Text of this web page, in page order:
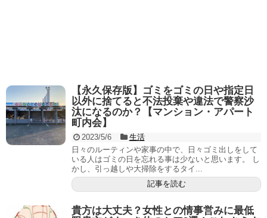
【永久保存版】ゴミをゴミの日や指定日
以外に捨てると不法投棄や違法で警察沙
汰になるのか？【マンション・アパート
町内会】
2023/5/6
生活
日々のルーティンや家事の中で、日々ゴミ出しをして
いる人はゴミの日を忘れる事は少ないと思います。 し
かし、引っ越しや大掃除をするタイ...
記事を読む
貴方は大丈夫？女性との情事営みに最低